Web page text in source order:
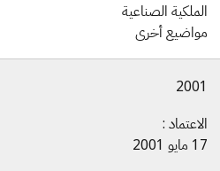
الصناعية
أخرى
: